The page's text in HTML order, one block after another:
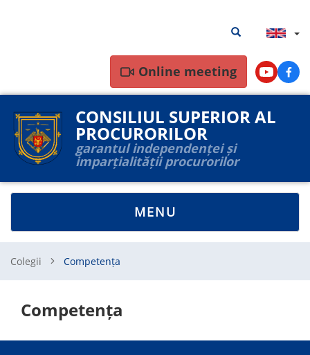
Search
results
Search results
Online meeting Youtube
CONSILIUL SUPERIOR AL
PROCURORILOR
garantul independenței și
imparțialității procurorilor
TOGGLE
NAVIGATION
MENU
Colegii Competența
Competența